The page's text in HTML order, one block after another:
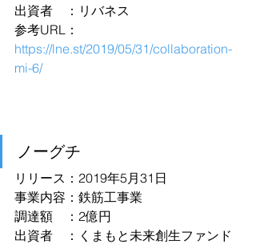
出資者　：リバネス
参考URL：
https://lne.st/2019/05/31/collaboration-
mi-6/
ノーグチ
リリース：2019年5月31日
事業内容：鉄筋工事業
調達額　：2億円
出資者　：くまもと未来創生ファンド